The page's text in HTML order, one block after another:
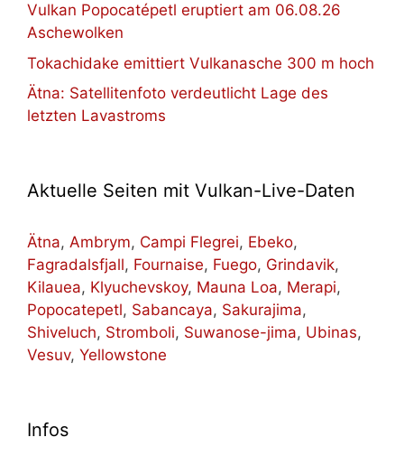
Vulkan Popocatépetl eruptiert am 06.08.26
Aschewolken
Tokachidake emittiert Vulkanasche 300 m hoch
Ätna: Satellitenfoto verdeutlicht Lage des
letzten Lavastroms
Aktuelle Seiten mit Vulkan-Live-Daten
Ätna, Ambrym, Campi Flegrei, Ebeko,
Fagradalsfjall, Fournaise, Fuego, Grindavik,
Kilauea, Klyuchevskoy, Mauna Loa, Merapi,
Popocatepetl, Sabancaya, Sakurajima,
Shiveluch, Stromboli, Suwanose-jima, Ubinas,
Vesuv, Yellowstone
Infos